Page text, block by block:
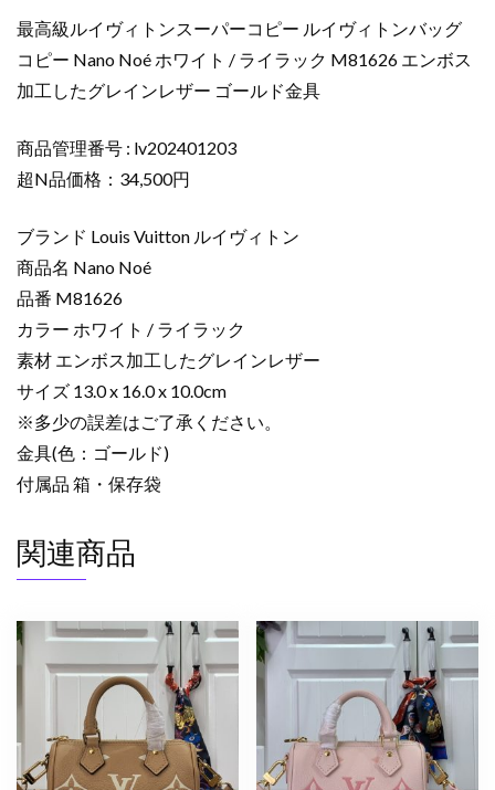
ヴ
ィ
ト
バ
ッ
コ
ー
Nano
Noé
ホ
ワ
イ
/
ラ
ラ
ッ
M81626
エ
ボ
工
最高級ルイヴィトンスーパーコピー ルイヴィトンバッグ
コピー Nano Noé ホワイト / ライラック M81626 エンボス
加工したグレインレザー ゴールド金具
商品管理番号 : lv202401203
超N品価格：34,500円
ブランド Louis Vuitton ルイヴィトン
商品名 Nano Noé
品番 M81626
カラー ホワイト / ライラック
素材 エンボス加工したグレインレザー
サイズ 13.0 x 16.0 x 10.0cm
※多少の誤差はご了承ください。
金具(色：ゴールド)
付属品 箱・保存袋
関連商品